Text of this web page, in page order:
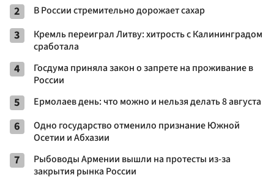
2 В России стремительно дорожает сахар
3
Кремль переиграл Литву: хитрость с Калининградом
сработала
4
Госдума приняла закон о запрете на проживание в
России
5 Ермолаев день: что можно и нельзя делать 8 августа
6
Одно государство отменило признание Южной
Осетии и Абхазии
7
Рыбоводы Армении вышли на протесты из-за
закрытия рынка России